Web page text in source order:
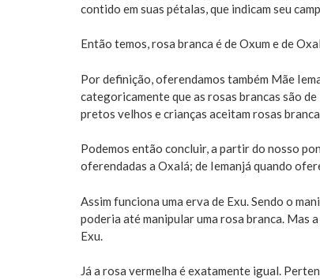
contido em suas pétalas, que indicam seu
Então temos, rosa branca é de Oxum e de
Por definição, oferendamos também Mãe
categoricamente que as rosas brancas são
pretos velhos e crianças aceitam rosas
Podemos então concluir, a partir do nosso
oferendadas a Oxalá; de Iemanjá quando
Assim funciona uma erva de Exu. Sendo o
poderia até manipular uma rosa branca. Mas
Exu.
Já a rosa vermelha é exatamente igual.